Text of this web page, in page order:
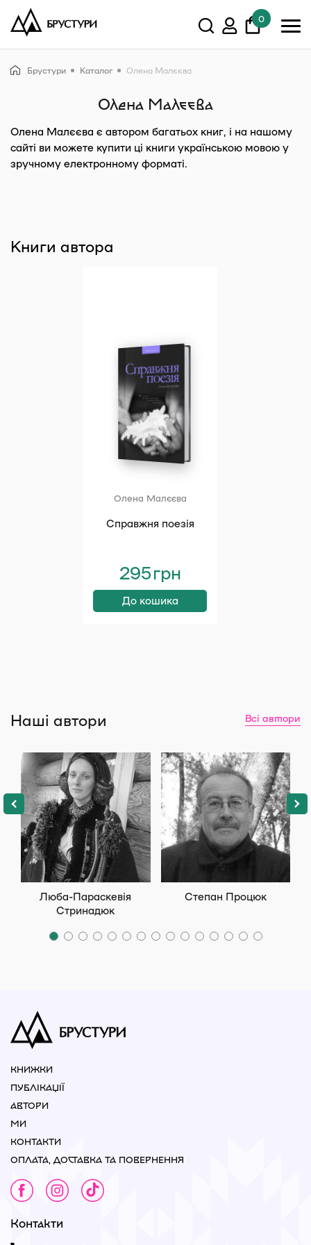
0
Брустури Каталог Олена Малєєва
Олена Малєєва
Олена Малєєва є автором багатьох книг, і на нашому
сайті ви можете купити ці книги українською мовою у
зручному електронному форматі.
Книги автора
Справжня поезія
295грн
Олена Малєєва
До кошика
Наші автори Всі автори
Люба-Параскевія
Стринадюк
Степан Процюк
КНИЖКИ
ПУБЛІКАЦІЇ
АВТОРИ
МИ
КОНТАКТИ
ОПЛАТА, ДОСТАВКА ТА ПОВЕРНЕННЯ
Контакти